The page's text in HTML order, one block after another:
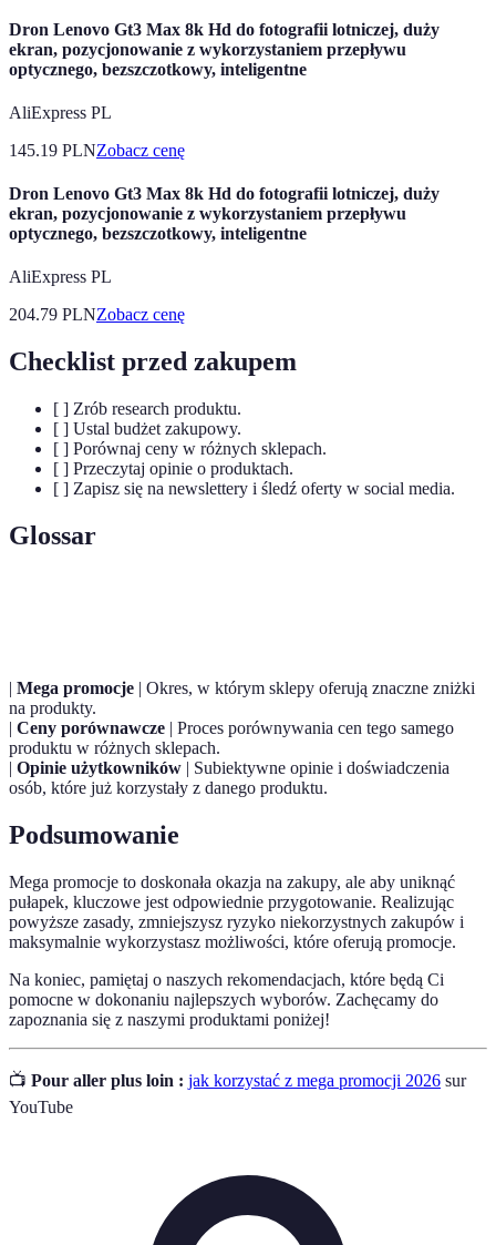
Dron Lenovo Gt3 Max 8k Hd do fotografii lotniczej, duży
ekran, pozycjonowanie z wykorzystaniem przepływu
optycznego, bezszczotkowy, inteligentne
AliExpress PL
145.19 PLNZobacz cenę
Dron Lenovo Gt3 Max 8k Hd do fotografii lotniczej, duży
ekran, pozycjonowanie z wykorzystaniem przepływu
optycznego, bezszczotkowy, inteligentne
AliExpress PL
204.79 PLNZobacz cenę
Checklist przed zakupem
[ ] Zrób research produktu.
[ ] Ustal budżet zakupowy.
[ ] Porównaj ceny w różnych sklepach.
[ ] Przeczytaj opinie o produktach.
[ ] Zapisz się na newslettery i śledź oferty w social media.
Glossar
| Mega promocje | Okres, w którym sklepy oferują znaczne zniżki
na produkty.
| Ceny porównawcze | Proces porównywania cen tego samego
produktu w różnych sklepach.
| Opinie użytkowników | Subiektywne opinie i doświadczenia
osób, które już korzystały z danego produktu.
Podsumowanie
Mega promocje to doskonała okazja na zakupy, ale aby uniknąć
pułapek, kluczowe jest odpowiednie przygotowanie. Realizując
powyższe zasady, zmniejszysz ryzyko niekorzystnych zakupów i
maksymalnie wykorzystasz możliwości, które oferują promocje.
Na koniec, pamiętaj o naszych rekomendacjach, które będą Ci
pomocne w dokonaniu najlepszych wyborów. Zachęcamy do
zapoznania się z naszymi produktami poniżej!
📺 Pour aller plus loin : jak korzystać z mega promocji 2026 sur
YouTube